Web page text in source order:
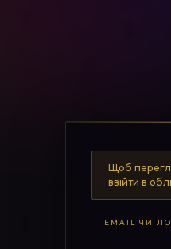
Щоб
ввійти в
EMAIL ЧИ